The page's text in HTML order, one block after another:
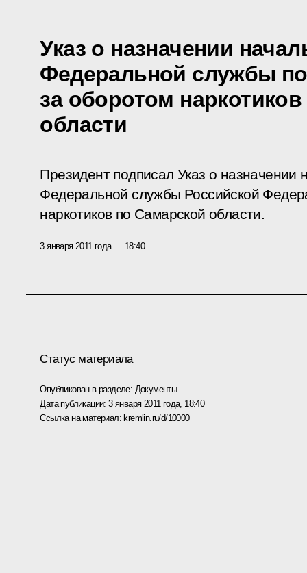
Указ о назначении
Федеральной службы
за оборотом
области
Президент подписал Указ о назначении
Федеральной службы Российской
наркотиков по Самарской области.
3 января 2011 года 18:40
Статус материала
Опубликован в разделе: Документы
Дата публикации:3 января 2011 года, 18:40
Ссылка на материал: kremlin.ru/d/10000